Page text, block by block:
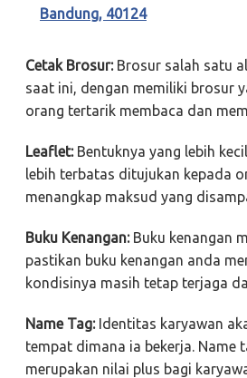
Bandung, 40124
Cetak Brosur:Brosur salah satu
saat ini, dengan memiliki brosur
orang tertarik membaca dan
Leaflet:Bentuknya yang lebih
lebih terbatas ditujukan kepada
menangkap maksud yang
Buku Kenangan:Buku kenangan
pastikan buku kenangan anda
kondisinya masih tetap terjaga
Name Tag:Identitas karyawan
tempat dimana ia bekerja. Name
merupakan nilai plus bagi